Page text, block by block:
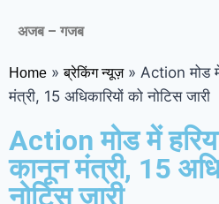
अजब – गजब
Home » ब्रेकिंग न्यूज़ » Action मोड
मंत्री, 15 अधिकारियों को नोटिस जारी
Action मोड में
कानून मंत्री, 15
नोटिस जारी